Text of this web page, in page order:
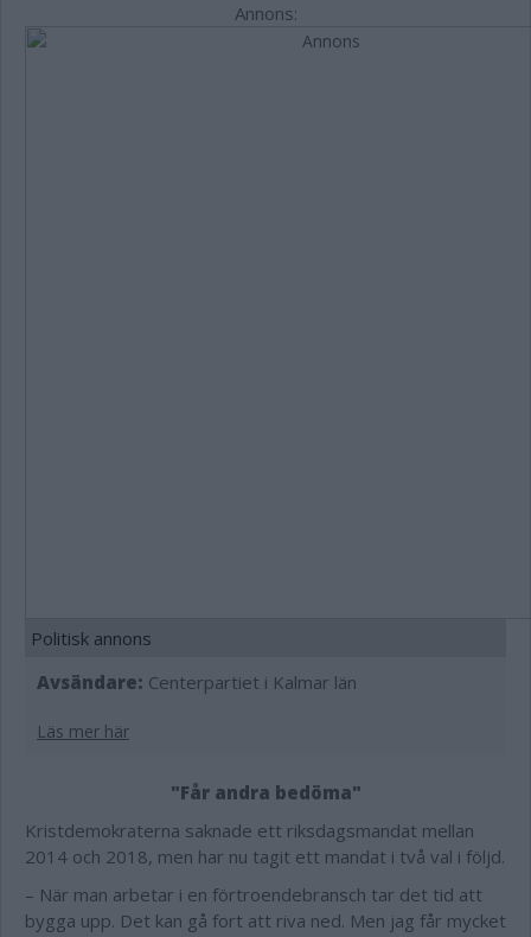
Annons:
Politisk annons
Avsändare: Centerpartiet i Kalmar län
Läs mer här
"Får andra bedöma"
Kristdemokraterna saknade ett riksdagsmandat mellan
2014 och 2018, men har nu tagit ett mandat i två val i följd.
– När man arbetar i en förtroendebransch tar det tid att
bygga upp. Det kan gå fort att riva ned. Men jag får mycket